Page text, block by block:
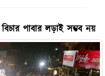
পাবার লড়াই সম্ভব নয়